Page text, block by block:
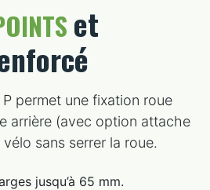
et
permet une fixation roue
arrière (avec option attache
sans serrer la roue.
jusqu’à 65 mm.